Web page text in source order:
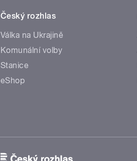
Český rozhlas
Válka na Ukrajině
Komunální volby
Stanice
eShop